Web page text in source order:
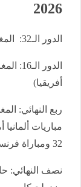
2026
الدور الـ32: المغرب ضد هولندا
الدور
أفريقيا)
ربع النهائي:
مباريات
32 ومباراة فرنسا أمام باراجواي بدور الـ16)
نصف النهائي: